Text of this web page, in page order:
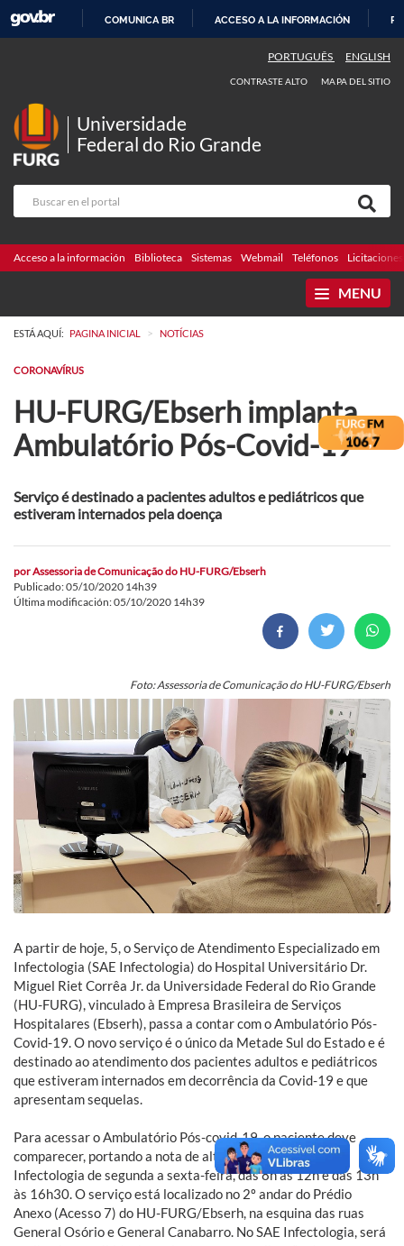
CONTENIDO
COMUNICA BR ACCESO A LA INFORMACIÓN
PORTUGUÊS ENGLISH
CONTRASTE ALTO MAPA DEL SITIO
Universidade
Federal do Rio Grande
Acceso a la información Biblioteca Sistemas Webmail Teléfonos Licitaciones
MENU
ESTÁ AQUÍ: PAGINA INICIAL > NOTÍCIAS
CORONAVÍRUS
HU-FURG/Ebserh implanta
Ambulatório Pós-Covid-19
Serviço é destinado a pacientes adultos e pediátricos que
estiveram internados pela doença
porAssessoria de Comunicação do HU-FURG/Ebserh
Publicado: 05/10/2020 14h39
Última modificación: 05/10/2020 14h39
Foto: Assessoria de Comunicação do HU-FURG/Ebserh
A partir de hoje, 5, o Serviço de Atendimento Especializado em
Infectologia (SAE Infectologia) do Hospital Universitário Dr.
Miguel Riet Corrêa Jr. da Universidade Federal do Rio Grande
(HU-FURG), vinculado à Empresa Brasileira de Serviços
Hospitalares (Ebserh), passa a contar com o Ambulatório Pós-
Covid-19. O novo serviço é o único da Metade Sul do Estado e é
destinado ao atendimento dos pacientes adultos e pediátricos
que estiveram internados em decorrência da Covid-19 e que
apresentam sequelas.
Para acessar o Ambulatório Pós-covid-19, o paciente deve
comparecer, portando a nota de alta hospitalar, no SAE
Infectologia de segunda a sexta-feira, das 8h às 12h e das 13h
às 16h30. O serviço está localizado no 2º andar do Prédio
Anexo (Acesso 7) do HU-FURG/Ebserh, na esquina das ruas
General Osório e General Canabarro. No SAE Infectologia, será